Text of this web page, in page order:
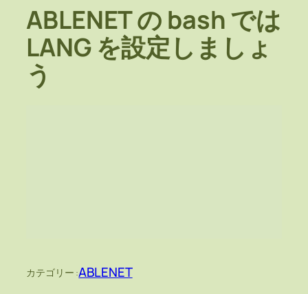
ABLENET の bash では
LANG を設定しましょ
う
カテゴリー :ABLENET